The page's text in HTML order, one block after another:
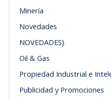
Minería
Novedades
NOVEDADES}
Oil & Gas
Propiedad Industrial e
Publicidad y Promociones